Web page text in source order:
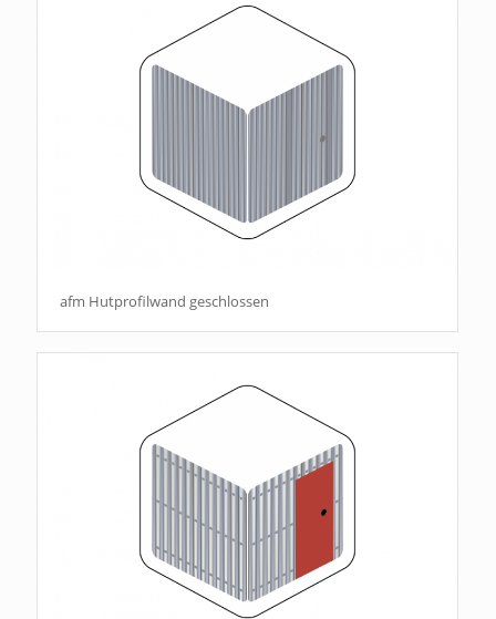
afm Hutprofilwand geschlossen